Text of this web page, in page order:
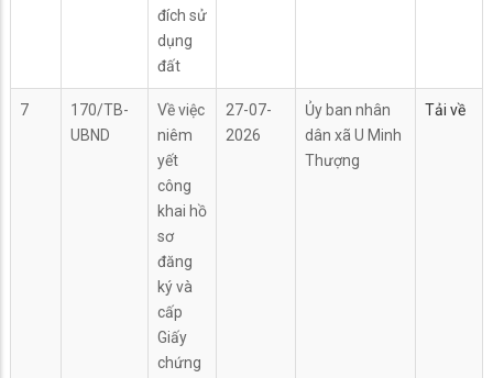
đích sử
dụng
đất
7
170/TB-
UBND
Về việc
niêm
yết
công
khai hồ
sơ
đăng
ký và
cấp
Giấy
chứng
27-07-
2026
Ủy ban nhân
dân xã U Minh
Thượng
Tải về